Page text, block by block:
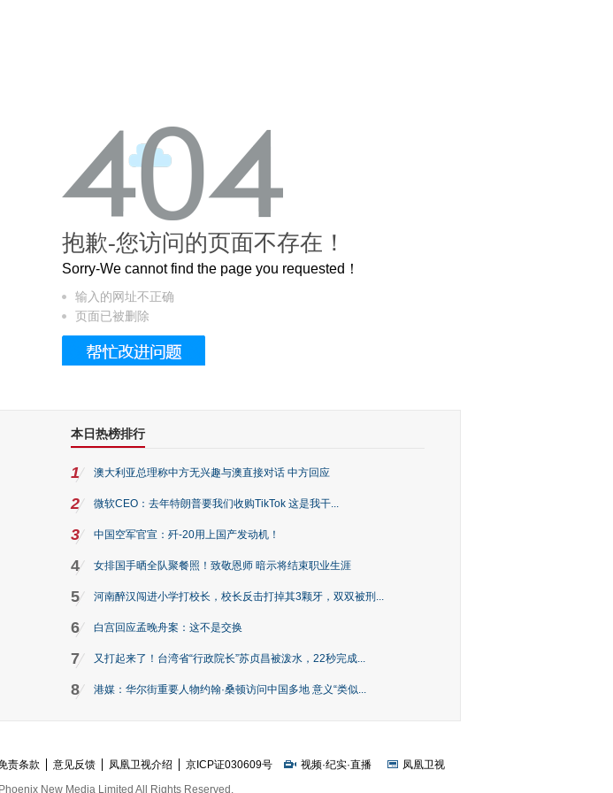
个3.2米的长卷，还原了600岁的紫禁城
抱歉-您访问的页面不存在！
Sorry-We cannot find the page you requested！
输入的网址不正确
页面已被删除
本日热榜排行
1 澳大利亚总理称中方无兴趣与澳直接对话 中方回应
2 微软CEO：去年特朗普要我们收购TikTok 这是我干...
3 中国空军官宣：歼-20用上国产发动机！
4 女排国手晒全队聚餐照！致敬恩师 暗示将结束职业生涯
5 河南醉汉闯进小学打校长，校长反击打掉其3颗牙，双双被刑...
6 白宫回应孟晚舟案：这不是交换
7 又打起来了！台湾省“行政院长”苏贞昌被泼水，22秒完成...
8 港媒：华尔街重要人物约翰·桑顿访问中国多地 意义“类似...
责条款 意见反馈 凤凰卫视介绍 京ICP证030609号 视频·纪实·直播
凤凰卫视
New Media Limited All Rights Reserved.